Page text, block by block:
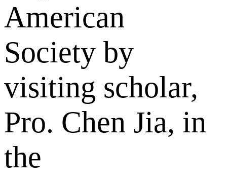
American
Society by
visiting scholar,
Pro. Chen Jia, in
the